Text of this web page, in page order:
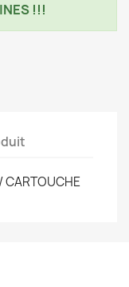
!!!
CARTOUCHE